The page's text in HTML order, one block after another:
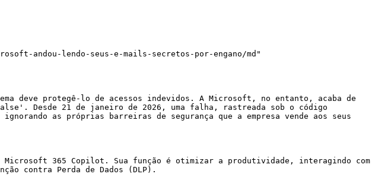
andou-lendo-seus-e-mails-secretos-por-engano/md"
deve protegê-lo de acessos indevidos. A Microsoft, no entanto, acaba de
Desde 21 de janeiro de 2026, uma falha, rastreada sob o código
as próprias barreiras de segurança que a empresa vende aos seus
Microsoft 365 Copilot. Sua função é otimizar a produtividade, interagindo com
contra Perda de Dados (DLP).